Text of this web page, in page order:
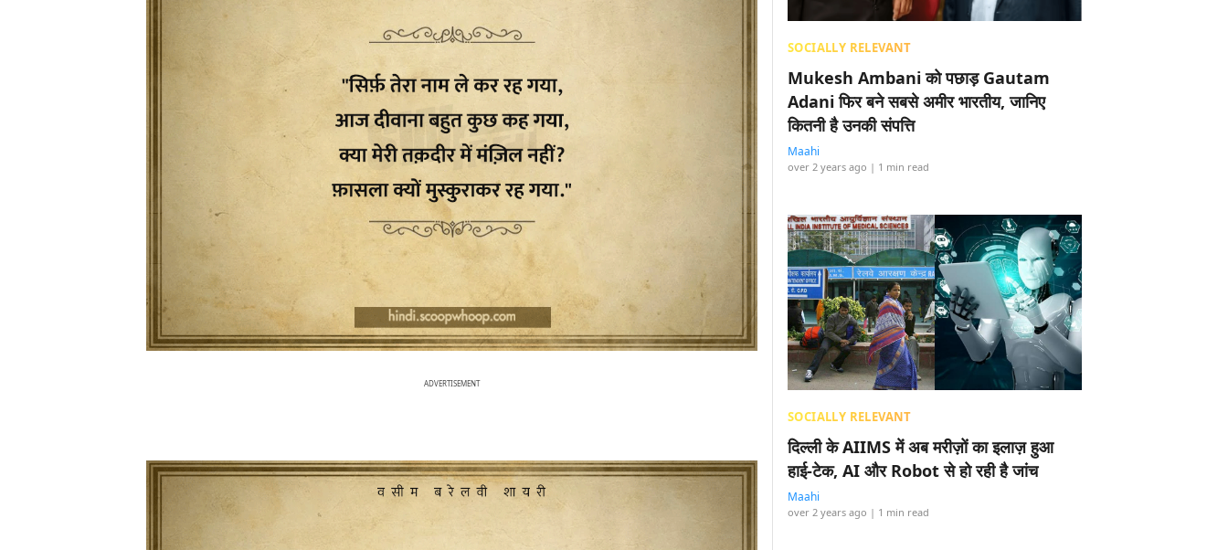
ADVERTISEMENT
SOCIALLY RELEVANT
Mukesh Ambani को पछाड़ Gautam
Adani फिर बने सबसे अमीर भारतीय, जानिए
कितनी है उनकी संपत्ति
Maahi
over 2 years ago | 1 min read
SOCIALLY RELEVANT
दिल्ली के AIIMS में अब मरीज़ों का इलाज़ हुआ
हाई-टेक, AI और Robot से हो रही है जांच
Maahi
over 2 years ago | 1 min read